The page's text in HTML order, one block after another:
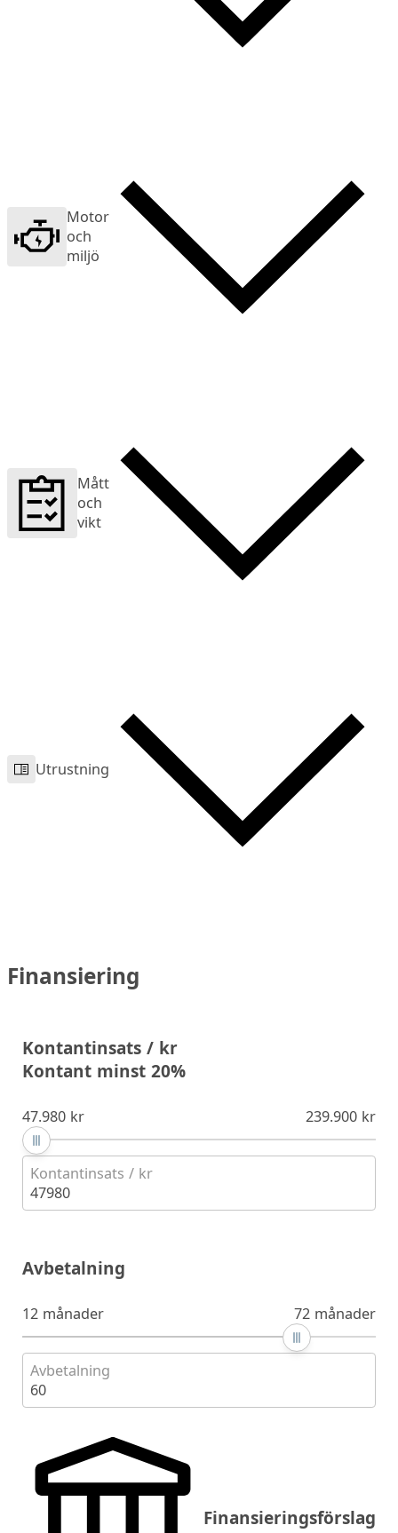
Motor
och
miljö
Mått
och
vikt
Utrustning
Finansiering
Kontantinsats / kr
Kontant minst 20%
47.980 kr 239.900 kr
Kontantinsats / kr
47980
Avbetalning
12 månader 72 månader
Avbetalning
60
Finansieringsförslag